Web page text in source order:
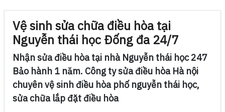
Vệ sinh sửa chữa điều hòa tại
Nguyễn thái học Đống đa 24/7
Nhận sửa điều hòa tại nhà Nguyễn thái học 247
Bảo hành 1 năm. Công ty sửa điều hòa Hà nội
chuyên vệ sinh điều hòa phố nguyễn thái học,
sửa chữa lắp đặt điều hòa